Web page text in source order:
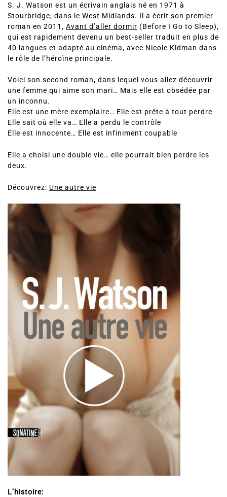
S. J. Watson est un écrivain anglais né en 1971 à
Stourbridge, dans le West Midlands. Il a écrit son premier
roman en 2011, Avant d’aller dormir (Before I Go to Sleep),
qui est rapidement devenu un best-seller traduit en plus de
40 langues et adapté au cinéma, avec Nicole Kidman dans
le rôle de l’héroïne principale.
Voici son second roman, dans lequel vous allez découvrir
une femme qui aime son mari… Mais elle est obsédée par
un inconnu.
Elle est une mère exemplaire… Elle est prête à tout perdre
Elle sait où elle va… Elle a perdu le contrôle
Elle est innocente… Elle est infiniment coupable
Elle a choisi une double vie… elle pourrait bien perdre les
deux.
Découvrez: Une autre vie
L’histoire: